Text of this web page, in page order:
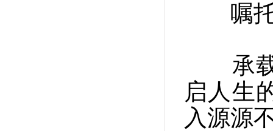
嘱托
承载
启人生
入源源